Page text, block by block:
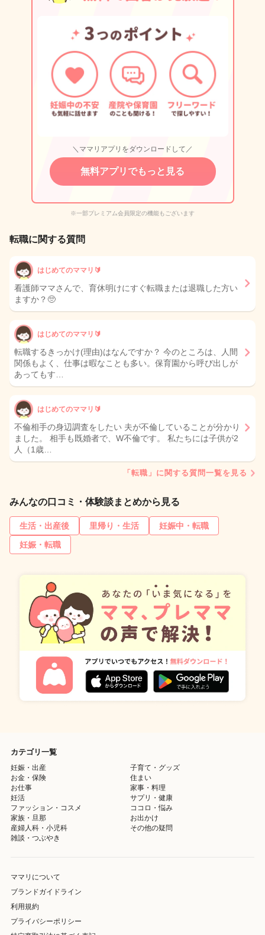
＼ママリアプリをダウンロードして／
無料アプリでもっと見る
※一部プレミアム会員限定の機能もございます
転職に関する質問
はじめてのママリ🔰
看護師ママさんで、育休明けにすぐ転職または退職した方い
ますか？🥺
はじめてのママリ🔰
転職するきっかけ(理由)はなんですか？ 今のところは、人間
関係もよく、仕事は暇なことも多い。保育園から呼び出しが
あってもす…
はじめてのママリ🔰
不倫相手の身辺調査をしたい 夫が不倫していることが分かり
ました。 相手も既婚者で、W不倫です。 私たちには子供が2
人（1歳…
「転職」に関する質問一覧を見る
みんなの口コミ・体験談まとめから見る
生活・出産後 里帰り・生活
妊娠中・転職
妊娠・転職
カテゴリ一覧
妊娠・出産
子育て・グッズ
お金・保険
住まい
お仕事
家事・料理
妊活
サプリ・健康
ファッション・コスメ
ココロ・悩み
家族・旦那
お出かけ
産婦人科・小児科
その他の疑問
雑談・つぶやき
ママリについて
ブランドガイドライン
利用規約
プライバシーポリシー